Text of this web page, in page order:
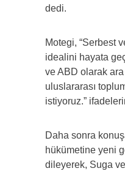
dedi.
Motegi, “Serbest
idealini hayata
ve ABD olarak
uluslararası
istiyoruz.”
Daha sonra
hükümetine yeni
dileyerek, Suga